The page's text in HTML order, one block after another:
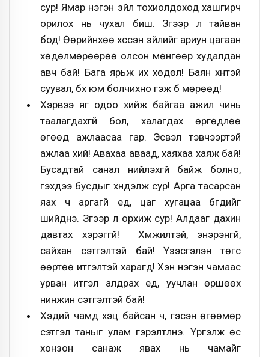
сур! Ямар нэгэн зүйл тохиолдоход хашгирч
орилох нь чухал биш. Зүгээр л тайван
бод! Өөрийнхөө хүссэн зүйлийг ариун цагаан
хөдөлмөрөөрөө олсон мөнгөөр худалдан
авч бай! Бага ярьж их хөдөл! Баян хүнтэй
суувал, бүх юм болчихно гэж бүү мөрөөд!
Хэрвээ яг одоо хийж байгаа ажил чинь
таалагдахгүй бол, халагдах өргөдлөө
өгөөд ажлаасаа гар. Эсвэл тэвчээртэй
ажлаа хий! Авахаа аваад, хаяхаа хаяж бай!
Бусадтай санал нийлэхгүй байж болно,
гэхдээ бусдыг хүндэлж сур! Арга тасарсан
яах ч аргагүй үед, цаг хугацаа бүгдийг
шийднэ. Зүгээр л орхиж сур! Алдааг дахин
давтах хэрэггүй! Хүмүүжилтэй, энэрэнгүй,
сайхан сэтгэлтэй бай! Үзэсгэлэн төгс
өөртөө итгэлтэй харагд! Хэн нэгэн чамаас
урван итгэл алдрах үед, уучлан өршөөх
нинжин сэтгэлтэй бай!
Хэдий чамд хэцүү байсан ч, гэсэн өгөөмөр
сэтгэл таныг улам гэрэлтүүлнэ. Үргэлж өс
хонзон санаж явах нь чамайг